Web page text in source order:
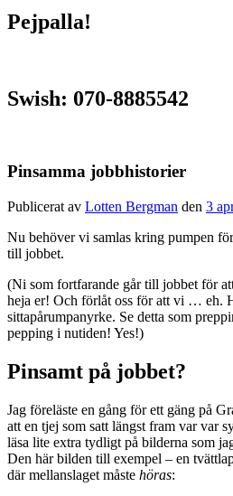
Pejpalla!
Swish: 070-8885542
Pinsamma jobbhistorier
Publicerat av Lotten Bergman den 3
Nu behöver vi samlas kring pumpen
till jobbet.
(Ni som fortfarande går till jobbet för
heja er! Och förlåt oss för att vi … eh.
sittapårumpanyrke. Se detta som
pepping i nutiden! Yes!)
Pinsamt på jobbet?
Jag föreläste en gång för ett gäng på
att en tjej som satt längst fram var var
läsa lite extra tydligt på bilderna som
Den här bilden till exempel – en
där mellanslaget måste höras: